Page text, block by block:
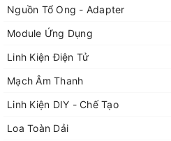
Nguồn Tổ Ong - Adapter
Module Ứng Dụng
Linh Kiện Điện Tử
Mạch Âm Thanh
Linh Kiện DIY - Chế Tạo
Loa Toàn Dải